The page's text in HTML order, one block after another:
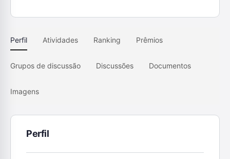
Perfil Atividades Ranking Prêmios
Grupos de discussão Discussões Documentos
Imagens
Perfil